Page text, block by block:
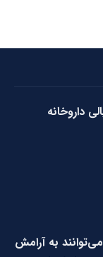
ریالی داروخانه
به آرامش